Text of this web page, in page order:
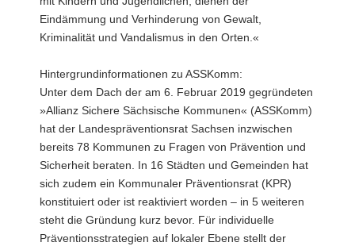
Eindämmung und Verhinderung von Gewalt,
Kriminalität und Vandalismus in den Orten.«
Hintergrundinformationen zu ASSKomm:
Unter dem Dach der am 6. Februar 2019 gegründeten
»Allianz Sichere Sächsische Kommunen« (ASSKomm)
hat der Landespräventionsrat Sachsen inzwischen
bereits 78 Kommunen zu Fragen von Prävention und
Sicherheit beraten. In 16 Städten und Gemeinden hat
sich zudem ein Kommunaler Präventionsrat (KPR)
konstituiert oder ist reaktiviert worden – in 5 weiteren
steht die Gründung kurz bevor. Für individuelle
Präventionsstrategien auf lokaler Ebene stellt der